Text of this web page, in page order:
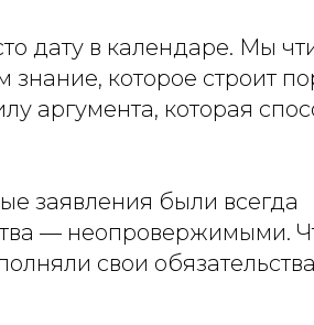
дату в календаре. Мы
которое строит
аргумента, которая
заявления были всегда
— неопровержимыми.
свои